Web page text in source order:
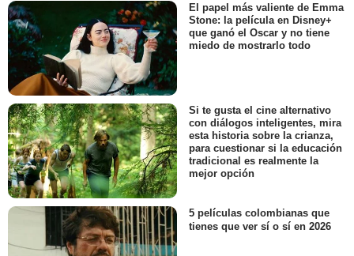
El papel más valiente de Emma
Stone: la película en Disney+
que ganó el Oscar y no tiene
miedo de mostrarlo todo
Si te gusta el cine alternativo
con diálogos inteligentes, mira
esta historia sobre la crianza,
para cuestionar si la educación
tradicional es realmente la
mejor opción
5 películas colombianas que
tienes que ver sí o sí en 2026